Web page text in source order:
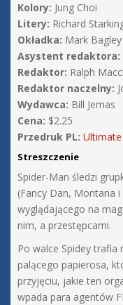
Kolory: Jung Choi
Litery: Richard
Okładka: Mark Bagley
Asystent redaktora:
Redaktor: Ralph
Redaktor naczelny:
Wydawca: Bill Jemas
Cena: $2.25
Przedruk PL:
Streszczenie
Spider-Man śledzi
(Fancy Dan, Montana
wyglądającego na
nim, a przestępcami.
Po walce Spidey trafia
palącego papierosa,
przyjęciu, jakie ten
wpada para agentów